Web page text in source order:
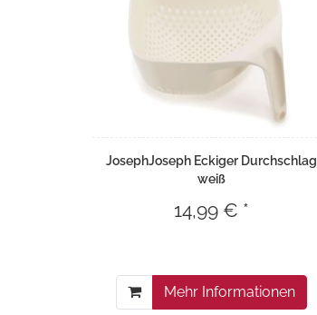
JosephJoseph Eckiger Durchschlag
weiß
14,99 € *
Mehr Informationen